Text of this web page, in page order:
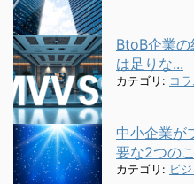
BtoB企業
は足りな...
カテゴリ: コ
中小企業が
要な2つの
カテゴリ: ビ